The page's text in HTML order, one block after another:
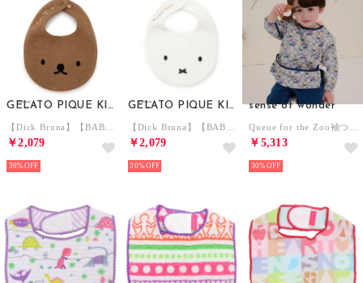
GELATO PIQUE KIDS & BABY
￥2,079
30%
GELATO PIQUE KIDS & BABY
￥2,079
30%
sense of wonder
￥5,313
30%